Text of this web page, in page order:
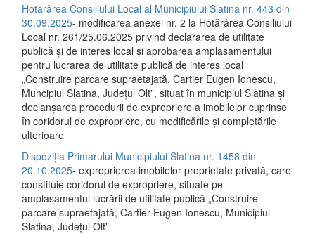
Hotărârea Consiliului Local al Municipiului Slatina nr. 443 din
30.09.2025- modificarea anexei nr. 2 la Hotărârea Consiliului
Local nr. 261/25.06.2025 privind declararea de utilitate
publică şi de interes local şi aprobarea amplasamentului
pentru lucrarea de utilitate publică de interes local
„Construire parcare supraetajată, Cartier Eugen Ionescu,
Muncipiul Slatina, Judeţul Olt”, situat în municipiul Slatina şi
declanşarea procedurii de expropriere a imobilelor cuprinse
în coridorul de expropriere, cu modificările şi completările
ulterioare
Dispoziția Primarului Municipiului Slatina nr. 1458 din
20.10.2025- exproprierea imobilelor proprietate privată, care
constituie coridorul de expropriere, situate pe
amplasamentul lucrării de utilitate publică „Construire
parcare supraetajată, Cartier Eugen Ionescu, Municipiul
Slatina, Județul Olt”